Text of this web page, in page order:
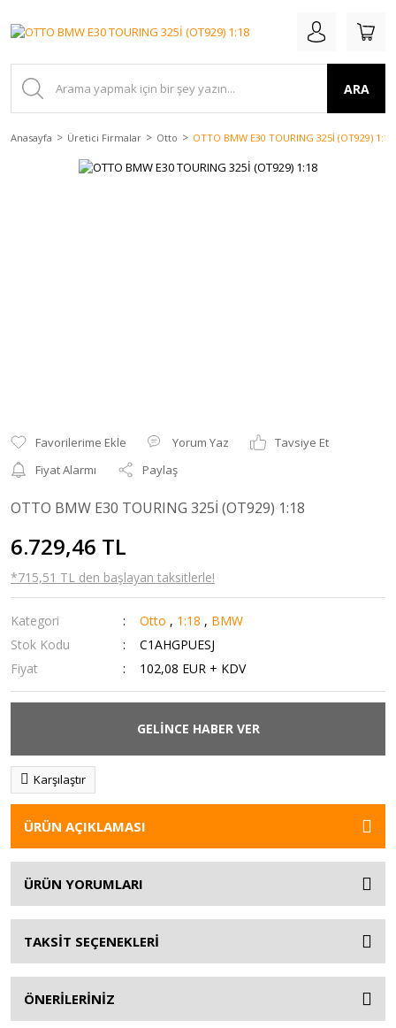
ARA
Anasayfa Üretici Firmalar Otto OTTO BMW E30 TOURING 325İ (OT929) 1:18
Yorum Yaz
Tavsiye Et
Fiyat Alarmı
Paylaş
OTTO BMW E30 TOURING 325İ (OT929) 1:18
6.729,46 TL
*715,51 TL den başlayan taksitlerle!
Kategori Otto , 1:18 , BMW
Stok Kodu
C1AHGPUESJ
Fiyat
102,08 EUR + KDV
GELİNCE HABER VER
Karşılaştır
ÜRÜN AÇIKLAMASI
ÜRÜN YORUMLARI
TAKSİT SEÇENEKLERİ
ÖNERİLERİNİZ